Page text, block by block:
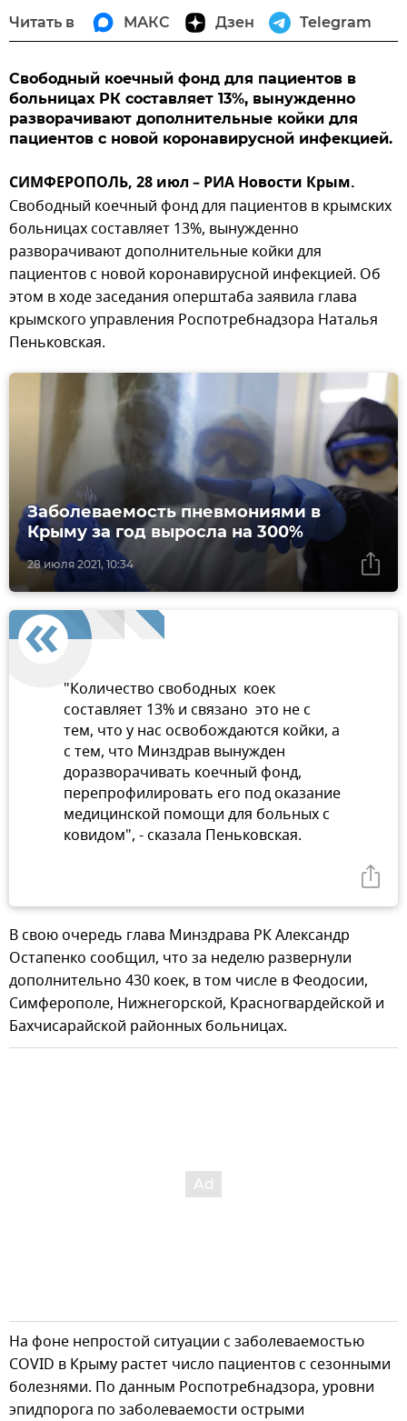
Читать в МАКС Дзен Telegram
Свободный коечный фонд для пациентов в
больницах РК составляет 13%, вынужденно
разворачивают дополнительные койки для
пациентов с новой коронавирусной инфекцией.
СИМФЕРОПОЛЬ, 28 июл – РИА Новости Крым.
Свободный коечный фонд для пациентов в крымских
больницах составляет 13%, вынужденно
разворачивают дополнительные койки для
пациентов с новой коронавирусной инфекцией. Об
этом в ходе заседания оперштаба заявила глава
крымского управления Роспотребнадзора Наталья
Пеньковская.
28 июля 2021, 10:34
Заболеваемость пневмониями в
Крыму за год выросла на 300%
"Количество свободных коек
составляет 13% и связано это не с
тем, что у нас освобождаются койки, а
с тем, что Минздрав вынужден
доразворачивать коечный фонд,
перепрофилировать его под оказание
медицинской помощи для больных с
ковидом", - сказала Пеньковская.
В свою очередь глава Минздрава РК Александр
Остапенко сообщил, что за неделю развернули
дополнительно 430 коек, в том числе в Феодосии,
Симферополе, Нижнегорской, Красногвардейской и
Бахчисарайской районных больницах.
На фоне непростой ситуации с заболеваемостью
COVID в Крыму растет число пациентов с сезонными
болезнями. По данным Роспотребнадзора, уровни
эпидпорога по заболеваемости острыми